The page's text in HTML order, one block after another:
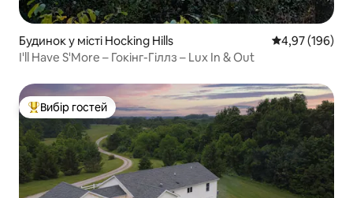
Будинок у місті Hocking Hills Середня
4,97 (196)
I'll Have S'More – Гокінг-Гіллз – Lux In & Out
Топ вибір гостей
Вибір гостей